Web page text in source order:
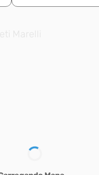
Marelli